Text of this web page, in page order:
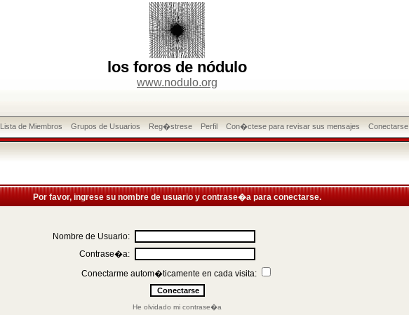
los foros de nódulo
www.nodulo.org
Lista de Miembros Grupos de Usuarios Reg�strese Perfil Con�ctese para revisar sus mensajes Conectarse
Por favor, ingrese su nombre de usuario y contrase�a para conectarse.
Nombre de Usuario:
Contrase�a:
Conectarme autom�ticamente en cada visita:
He olvidado mi contrase�a